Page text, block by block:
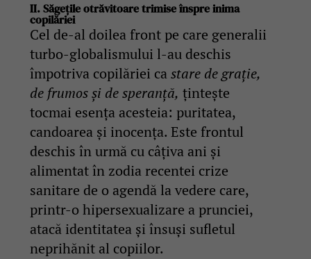
II. Săgețile otrăvitoare trimise înspre inima
copilăriei
Cel de-al doilea front pe care generalii
turbo-globalismului l-au deschis
împotriva copilăriei castare de grație,
de frumos și de speranță, țintește
tocmai esența acesteia: puritatea,
candoarea și inocența. Este frontul
deschis în urmă cu câțiva ani și
alimentat în zodia recentei crize
sanitare de o agendă la vedere care,
printr-o hipersexualizare a prunciei,
atacă identitatea și însuși sufletul
neprihănit al copiilor.